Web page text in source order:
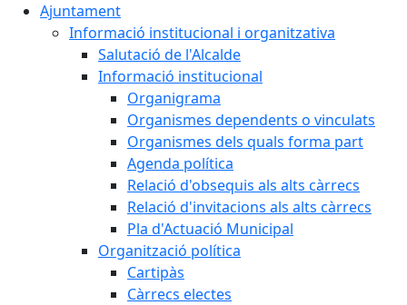
Ajuntament
Informació institucional i organitzativa
Salutació de l'Alcalde
Informació institucional
Organigrama
Organismes dependents o vinculats
Organismes dels quals forma part
Agenda política
Relació d'obsequis als alts càrrecs
Relació d'invitacions als alts càrrecs
Pla d'Actuació Municipal
Organització política
Cartipàs
Càrrecs electes